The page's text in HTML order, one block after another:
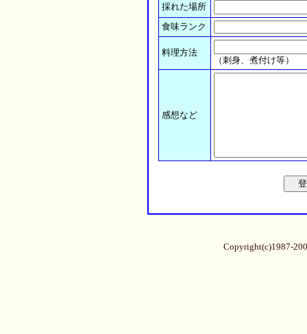
採れた場所
食味ランク
料理方法
（刺身、煮付け等）
感想など
Copyright(c)1987-